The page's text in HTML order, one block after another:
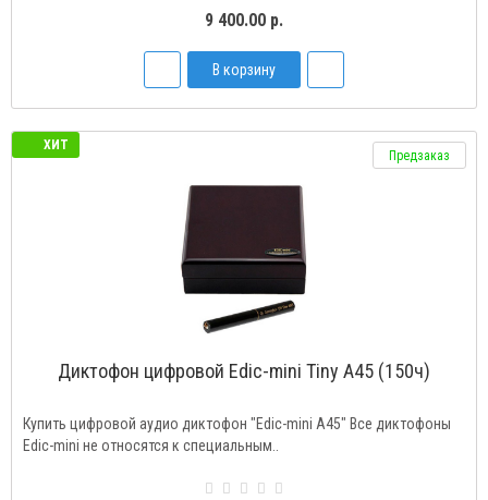
9 400.00 р.
В корзину
ХИТ
Предзаказ
Диктофон цифровой Edic-mini Tiny A45 (150ч)
Купить цифровой аудио диктофон "Edic-mini A45" Все диктофоны
Edic-mini не относятся к специальным..